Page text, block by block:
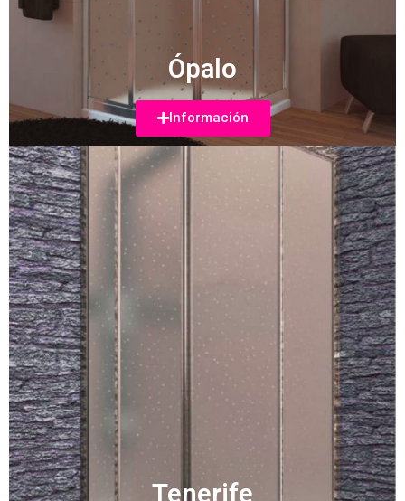
Ópalo
Información
Tenerife